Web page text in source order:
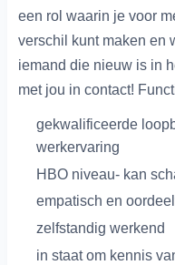
een rol waarin je voor
verschil kunt maken en
iemand die nieuw is in
met jou in contact!
gekwalificeerde
werkervaring
HBO niveau- kan
empatisch en
zelfstandig werkend
in staat om kennis